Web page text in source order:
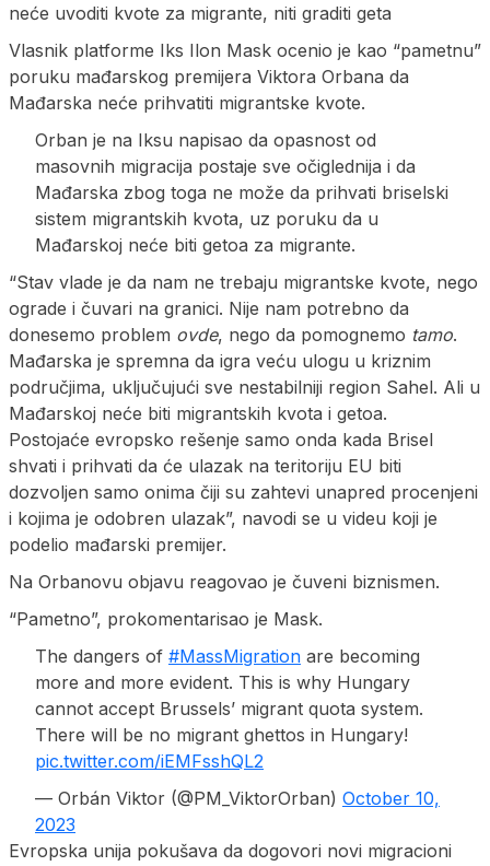
neće uvoditi kvote za migrante, niti graditi geta
Vlasnik platforme Iks Ilon Mask ocenio je kao “pametnu”
poruku mađarskog premijera Viktora Orbana da
Mađarska neće prihvatiti migrantske kvote.
Orban je na Iksu napisao da opasnost od
masovnih migracija postaje sve očiglednija i da
Mađarska zbog toga ne može da prihvati briselski
sistem migrantskih kvota, uz poruku da u
Mađarskoj neće biti getoa za migrante.
“Stav vlade je da nam ne trebaju migrantske kvote, nego
ograde i čuvari na granici. Nije nam potrebno da
donesemo problem ovde, nego da pomognemo tamo.
Mađarska je spremna da igra veću ulogu u kriznim
područjima, uključujući sve nestabilniji region Sahel. Ali u
Mađarskoj neće biti migrantskih kvota i getoa.
Postojaće evropsko rešenje samo onda kada Brisel
shvati i prihvati da će ulazak na teritoriju EU biti
dozvoljen samo onima čiji su zahtevi unapred procenjeni
i kojima je odobren ulazak”, navodi se u videu koji je
podelio mađarski premijer.
Na Orbanovu objavu reagovao je čuveni biznismen.
“Pametno”, prokomentarisao je Mask.
The dangers of #MassMigration are becoming
more and more evident. This is why Hungary
cannot accept Brussels’ migrant quota system.
There will be no migrant ghettos in Hungary!
pic.twitter.com/iEMFsshQL2
— Orbán Viktor (@PM_ViktorOrban) October 10,
2023
Evropska unija pokušava da dogovori novi migracioni